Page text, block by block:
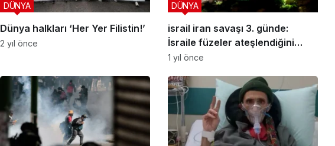
Dünya halkları ‘Her Yer Filistin!’
DÜNYA
2 yıl önce
israil iran savaşı 3. günde:
İsraile füzeler ateşlendiğini
açıkladı
DÜNYA
1 yıl önce